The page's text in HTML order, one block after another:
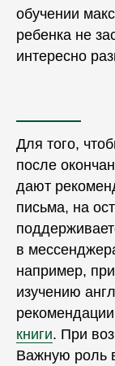
обучении
ребенка не
интересно
Для того,
после
дают
письма, на
в
например,
изучению
книги. При
Важную роль